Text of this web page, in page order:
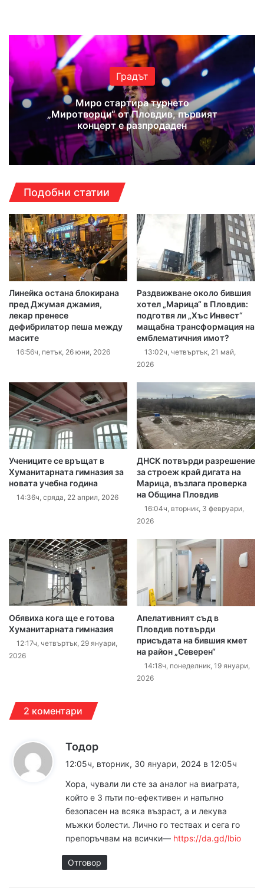
Градът
Миро стартира турнето
„Миротворци“ от Пловдив, първият
концерт е разпродаден
Подобни статии
Линейка остана блокирана
пред Джумая джамия,
лекар пренесе
дефибрилатор пеша между
масите
16:56ч, петък, 26 юни, 2026
Раздвижване около бившия
хотел „Марица“ в Пловдив:
подготвя ли „Хъс Инвест“
мащабна трансформация на
емблематичния имот?
13:02ч, четвъртък, 21 май,
2026
Учениците се връщат в
Хуманитарната гимназия за
новата учебна година
14:36ч, сряда, 22 април, 2026
ДНСК потвърди разрешение
за строеж край дигата на
Марица, възлага проверка
на Община Пловдив
16:04ч, вторник, 3 февруари,
2026
Обявиха кога ще е готова
Хуманитарната гимназия
12:17ч, четвъртък, 29 януари,
2026
Апелативният съд в
Пловдив потвърди
присъдата на бившия кмет
на район „Северен“
14:18ч, понеделник, 19 януари,
2026
2 коментари
Тодор
а
:
12:05ч, вторник, 30 януари, 2024 в 12:05ч
Хора, чували ли сте за аналог на виаграта,
който е 3 пъти по-ефективен и напълно
безопасен на всяка възраст, а и лекува
мъжки болести. Лично го тествах и сега го
препоръчвам на всички–– https://da.gd/lbio
Отговор